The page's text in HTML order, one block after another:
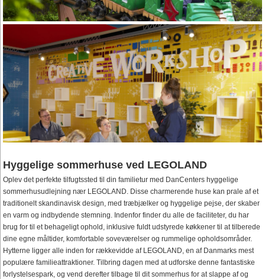
Hyggelige sommerhuse ved LEGOLAND
Oplev det perfekte tilfugtssted til din familietur med DanCenters hyggelige
sommerhusudlejning nær LEGOLAND. Disse charmerende huse kan prale af et
traditionelt skandinavisk design, med træbjælker og hyggelige pejse, der skaber
en varm og indbydende stemning. Indenfor finder du alle de faciliteter, du har
brug for til et behageligt ophold, inklusive fuldt udstyrede køkkener til at tilberede
dine egne måltider, komfortable soveværelser og rummelige opholdsområder.
Hytterne ligger alle inden for rækkevidde af LEGOLAND, en af Danmarks mest
populære familieattraktioner. Tilbring dagen med at udforske denne fantastiske
forlystelsespark, og vend derefter tilbage til dit sommerhus for at slappe af og